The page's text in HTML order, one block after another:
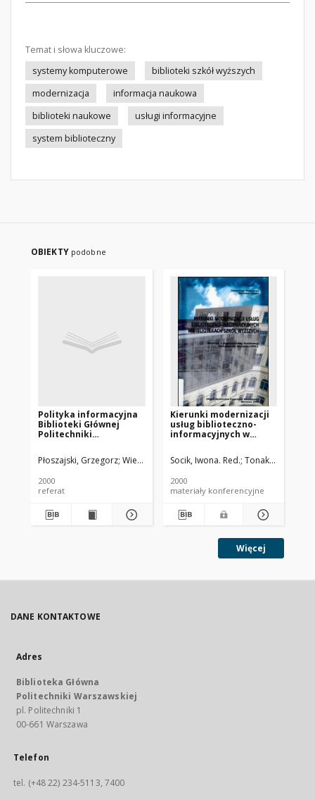
Temat i słowa kluczowe:
systemy komputerowe
biblioteki szkół wyższych
modernizacja
informacja naukowa
biblioteki naukowe
usługi informacyjne
system biblioteczny
OBIEKTY podobne
Polityka informacyjna
Biblioteki Głównej
Politechniki
Płoszajski, Grzegorz Wietecha, Agata Kiwała, Grażyna
2000
referat
Kierunki modernizacji
usług biblioteczno-
informacyjnych w
wyższych : materiały z
Ogólnopolskiej
28 września 1999 r.
Socik, Iwona. Red. Tonakiewicz,
2000
materiały konferencyjne
Więcej
DANE KONTAKTOWE
Adres
Biblioteka Główna
Politechniki Warszawskiej
pl. Politechniki 1
00-661 Warszawa
Telefon
tel. (+48 22) 234-5113, 7400